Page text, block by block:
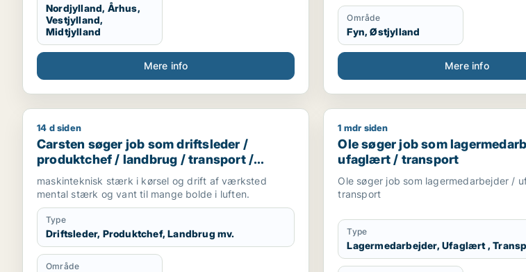
Nordjylland, Århus,
Vestjylland,
Midtjylland
Mere info
Område
Fyn, Østjylland
Mere info
Carsten søger job som driftsleder / produktchef / landbrug / transport / chauffør
14 d siden
Carsten søger job som driftsleder /
produktchef / landbrug / transport /
chauffør
maskinteknisk stærk i kørsel og drift af værksted
mental stærk og vant til mange bolde i luften.
Type
Driftsleder, Produktchef, Landbrug mv.
Område
Ole søger job som
1 mdr siden
Ole søger job som
ufaglært / transport
Ole søger job som lagermedarbejder /
transport
Type
Lagermedarbejder, Ufaglært ,